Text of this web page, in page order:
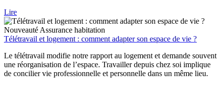
Lire
Nouveauté Assurance habitation
Télétravail et logement : comment adapter son espace de vie ?
Le télétravail modifie notre rapport au logement et demande souvent
une réorganisation de l’espace. Travailler depuis chez soi implique
de concilier vie professionnelle et personnelle dans un même lieu.